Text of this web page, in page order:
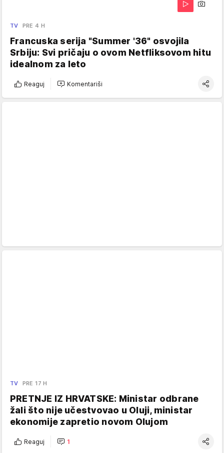
TV PRE 4 H
Francuska serija "Summer '36" osvojila
Srbiju: Svi pričaju o ovom Netfliksovom hitu
idealnom za leto
Reaguj Komentariši
TV PRE 17 H
PRETNJE IZ HRVATSKE: Ministar odbrane
žali što nije učestvovao u Oluji, ministar
ekonomije zapretio novom Olujom
Reaguj 1